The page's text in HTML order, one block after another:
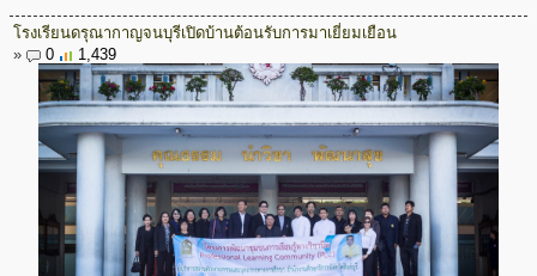
โรงเรียนดรุณากาญจนบุรีเปิดบ้านต้อนรับการมาเยี่ยมเยือน
»
0 1,439